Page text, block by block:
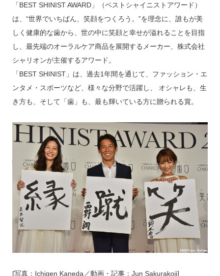
「BEST SHINIST AWARD」（ベストシャイニストアワード）
は、“世界でいちばん、笑顔をつくろう。”を理念に、誰もが美
しく健康的な歯から、世の中に笑顔と幸せが溢れることを目指
し、最先端のオーラルケア商品を展開するメーカー、株式会社
シャリオンが主催するアワード。
「BEST SHINIST」は、過去1年間を通じて、ファッション・エ
ンタメ・スポーツなど、様々な分野で活躍し、 オシャレも、生
き方も、そして「歯」も、最も輝いている方に贈られる賞。
[写真：Ichigen Kaneda／動画・記事：Jun Sakurakoji]